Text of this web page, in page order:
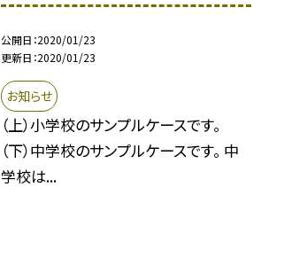
公開日 2020/01/23
更新日 2020/01/23
お知らせ
（上）小学校のサンプルケースです。
（下）中学校のサンプルケースです。 中
学校は...